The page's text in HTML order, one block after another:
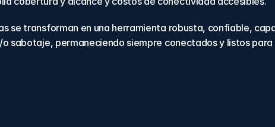
se transforman en una herramienta robusta, confiable,
sabotaje, permaneciendo siempre conectados y listos